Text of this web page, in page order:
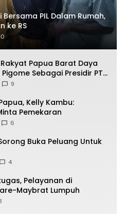
Bersama PIL Dalam Rumah,
ke RS
Papua Barat Daya
Sebagai Presidir PT
9
Kelly Kambu:
Pemekaran
6
Buka Peluang Untuk
4
Pelayanan di
Maybrat Lumpuh